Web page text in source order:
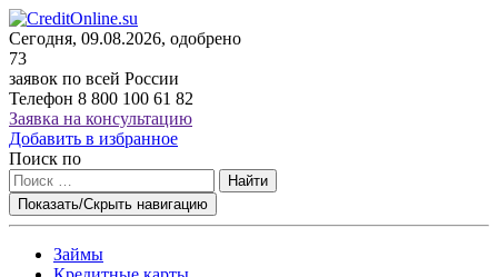
Сегодня, 09.08.2026, одобрено
73
заявок по всей России
Телефон 8 800 100 61 82
Заявка на консультацию
Добавить в избранное
Поиск по
Найти
Показать/Скрыть навигацию
Займы